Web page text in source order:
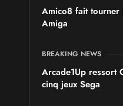
Amico8 fait tourner
Amiga
BREAKING NEWS
Arcade1Up ressort
cinq jeux Sega